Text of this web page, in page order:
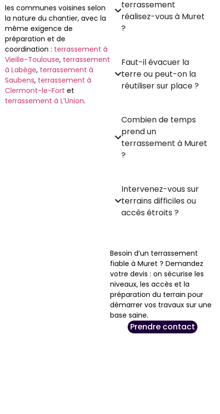
les communes voisines selon
la nature du chantier, avec la
même exigence de
préparation et de
coordination : terrassement à
Vieille-Toulouse, terrassement
à Labège, terrassement à
Saubens, terrassement à
Clermont-le-Fort et
terrassement à L’Union.
terrassement
réalisez-vous à Muret
?
Faut-il évacuer la
terre ou peut-on la
réutiliser sur place ?
Combien de temps
prend un
terrassement à Muret
?
Intervenez-vous sur
terrains difficiles ou
accès étroits ?
Besoin d’un terrassement
fiable à Muret ? Demandez
votre devis : on sécurise les
niveaux, les accès et la
préparation du terrain pour
démarrer vos travaux sur une
base saine.
Prendre contact